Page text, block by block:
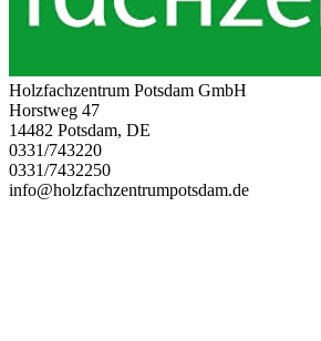
Holzfachzentrum Potsdam GmbH
Horstweg 47
14482 Potsdam, DE
0331/743220
0331/7432250
info@holzfachzentrumpotsdam.de